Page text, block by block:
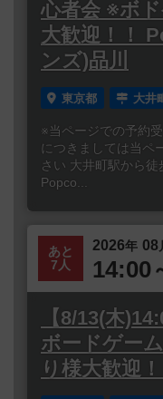
心者会 ※ボ
大歓迎！！
ンズ)品川
東京都 大井
※当ページでの予約
につきましては当ペ
さい 大井町駅から
Popco...
あと
7人
2026年 08
14:00
【8/13(木
ボードゲー
り様大歓迎！